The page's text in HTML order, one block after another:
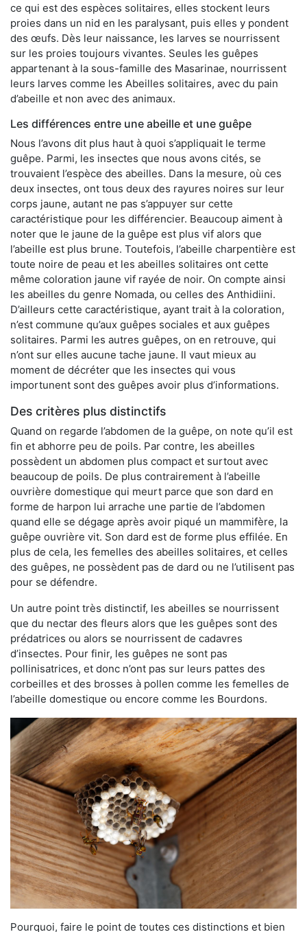
ce qui est des espèces solitaires, elles stockent leurs
proies dans un nid en les paralysant, puis elles y pondent
des œufs. Dès leur naissance, les larves se nourrissent
sur les proies toujours vivantes. Seules les guêpes
appartenant à la sous-famille des Masarinae, nourrissent
leurs larves comme les Abeilles solitaires, avec du pain
d’abeille et non avec des animaux.
Les différences entre une abeille et une guêpe
Nous l’avons dit plus haut à quoi s’appliquait le terme
guêpe. Parmi, les insectes que nous avons cités, se
trouvaient l’espèce des abeilles. Dans la mesure, où ces
deux insectes, ont tous deux des rayures noires sur leur
corps jaune, autant ne pas s’appuyer sur cette
caractéristique pour les différencier. Beaucoup aiment à
noter que le jaune de la guêpe est plus vif alors que
l’abeille est plus brune. Toutefois, l’abeille charpentière est
toute noire de peau et les abeilles solitaires ont cette
même coloration jaune vif rayée de noir. On compte ainsi
les abeilles du genre Nomada, ou celles des Anthidiini.
D’ailleurs cette caractéristique, ayant trait à la coloration,
n’est commune qu’aux guêpes sociales et aux guêpes
solitaires. Parmi les autres guêpes, on en retrouve, qui
n’ont sur elles aucune tache jaune. Il vaut mieux au
moment de décréter que les insectes qui vous
importunent sont des guêpes avoir plus d’informations.
Des critères plus distinctifs
Quand on regarde l’abdomen de la guêpe, on note qu’il est
fin et abhorre peu de poils. Par contre, les abeilles
possèdent un abdomen plus compact et surtout avec
beaucoup de poils. De plus contrairement à l’abeille
ouvrière domestique qui meurt parce que son dard en
forme de harpon lui arrache une partie de l’abdomen
quand elle se dégage après avoir piqué un mammifère, la
guêpe ouvrière vit. Son dard est de forme plus effilée. En
plus de cela, les femelles des abeilles solitaires, et celles
des guêpes, ne possèdent pas de dard ou ne l’utilisent pas
pour se défendre.
Un autre point très distinctif, les abeilles se nourrissent
que du nectar des fleurs alors que les guêpes sont des
prédatrices ou alors se nourrissent de cadavres
d’insectes. Pour finir, les guêpes ne sont pas
pollinisatrices, et donc n’ont pas sur leurs pattes des
corbeilles et des brosses à pollen comme les femelles de
l’abeille domestique ou encore comme les Bourdons.
Pourquoi, faire le point de toutes ces distinctions et bien